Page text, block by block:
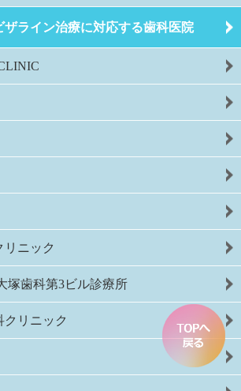
ザライン治療に対応する歯科医院
リニック
塚歯科第3ビル診療所
クリニック